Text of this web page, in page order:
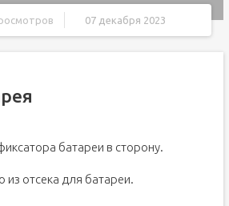
07 декабря 2023
батареи в сторону.
из отсека для батареи.